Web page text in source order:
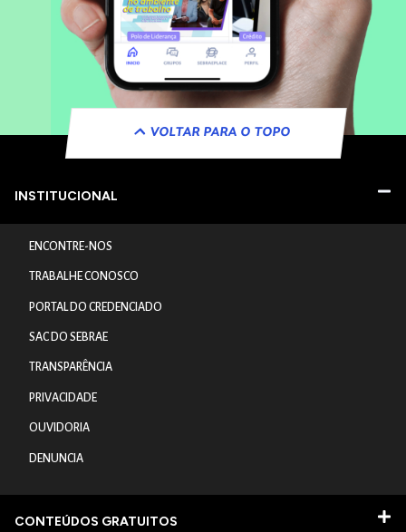
VOLTAR PARA O TOPO
INSTITUCIONAL
ENCONTRE-NOS
TRABALHE CONOSCO
PORTAL DO CREDENCIADO
SAC DO SEBRAE
TRANSPARÊNCIA
PRIVACIDADE
OUVIDORIA
DENUNCIA
CONTEÚDOS GRATUITOS